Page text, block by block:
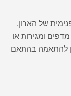
של הארון,
ומגירות או
להתאמה בהתאם